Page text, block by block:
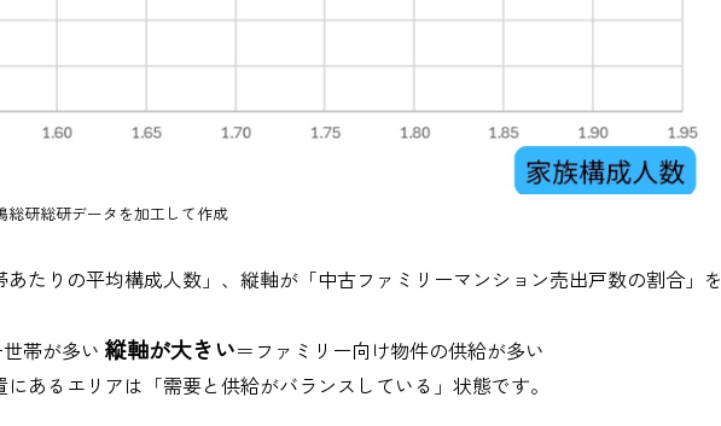
総研総研データを加工して作成
たりの平均構成人数」、縦軸が「中古ファミリーマンション売出戸数の割合」を
帯が多い 縦軸が大きい＝ファミリー向け物件の供給が多い
あるエリアは「需要と供給がバランスしている」状態です。